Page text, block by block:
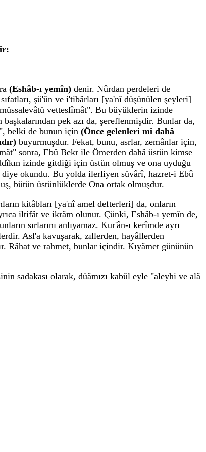
(Eshâb-ı yemîn) denir. Nûrdan perdeleri de
şü'ûn ve i'tibârları [ya'nî düşünülen şeyleri]
vetteslîmât". Bu büyüklerin izinde
pek azı da, şereflenmişdir. Bunlar da,
belki de bunun için (Önce gelenleri mi dahâ
buyurmuşdur. Fekat, bunu, asrlar, zemânlar için,
sonra, Ebû Bekr ile Ömerden dahâ üstün kimse
izinde gitdiği için üstün olmuş ve ona uyduğu
okundu. Bu yolda ilerliyen süvârî, hazret-i Ebû
bütün üstünlüklerde Ona ortak olmuşdur.
kitâbları [ya'nî amel defterleri] da, onların
iltifât ve ikrâm olunur. Çünki, Eshâb-ı yemîn de,
sırlarını anlıyamaz. Kur'ân-ı kerîmde ayrı
Asl'a kavuşarak, zıllerden, hayâllerden
Râhat ve rahmet, bunlar içindir. Kıyâmet gününün
sadakası olarak, düâmızı kabûl eyle "aleyhi ve alâ